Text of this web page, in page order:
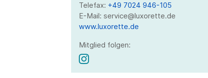
Telefax: +49 7024 946-105
E-Mail: service@luxorette.de
www.luxorette.de
Mitglied folgen: